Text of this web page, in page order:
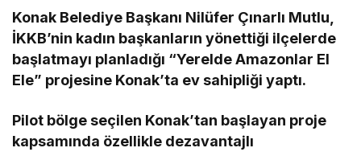
Konak Belediye Başkanı Nilüfer Çınarlı Mutlu,
İKKB’nin kadın başkanların yönettiği ilçelerde
başlatmayı planladığı “Yerelde Amazonlar El
Ele” projesine Konak’ta ev sahipliği yaptı.
Pilot bölge seçilen Konak’tan başlayan proje
kapsamında özellikle dezavantajlı